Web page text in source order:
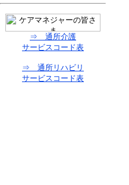
⇒ 通所介護
サービスコード表
⇒ 通所リハビリ
サービスコード表